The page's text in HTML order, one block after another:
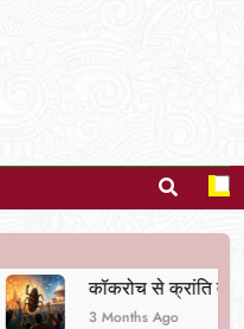
कॉकरोच से क्रांति तक
3 Months Ago